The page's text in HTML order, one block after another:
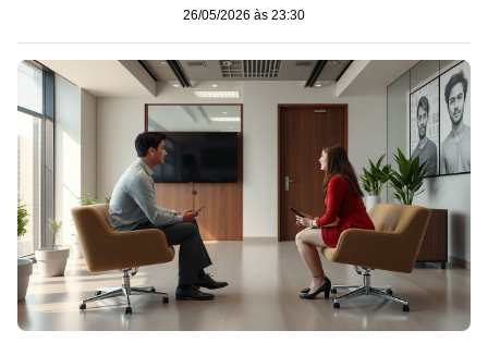
26/05/2026 às 23:30